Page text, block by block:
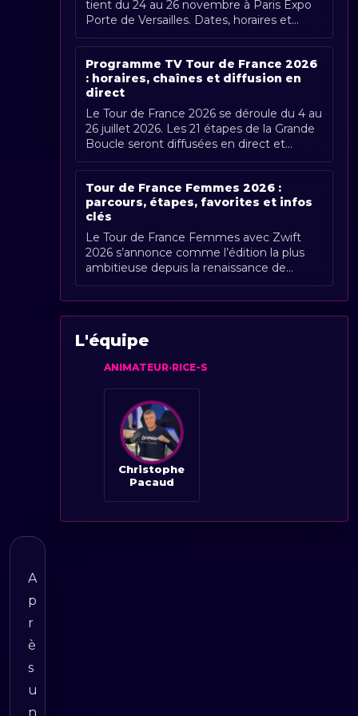
tient du 24 au 26 novembre à Paris Expo
Porte de Versailles. Dates, horaires et
couverture Radio Sports.
Programme TV Tour de France 2026
: horaires, chaînes et diffusion en
direct
Le Tour de France 2026 se déroule du 4 au
26 juillet 2026. Les 21 étapes de la Grande
Boucle seront diffusées en direct et
gratuitement en France par France [...]
Tour de France Femmes 2026 :
parcours, étapes, favorites et infos
clés
Le Tour de France Femmes avec Zwift
2026 s’annonce comme l’édition la plus
ambitieuse depuis la renaissance de
l’épreuve. Organisée du 1er au 9 août
2026, [...]
L'équipe
ANIMATEUR·RICE-S
Christophe
Pacaud
A
p
r
è
s
u
n